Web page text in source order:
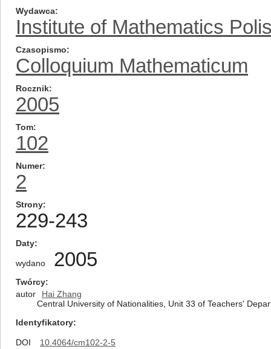
Wydawca
Institute of Mathematics
Czasopismo
Colloquium Mathematicum
Rocznik
2005
Tom
102
Numer
2
Strony
229-243
Daty
wydano 2005
Twórcy
autor
Hai Zhang
Central University of Nationalities, Unit 33 of Teachers'
Identyfikatory
DOI
10.4064/cm102-2-5